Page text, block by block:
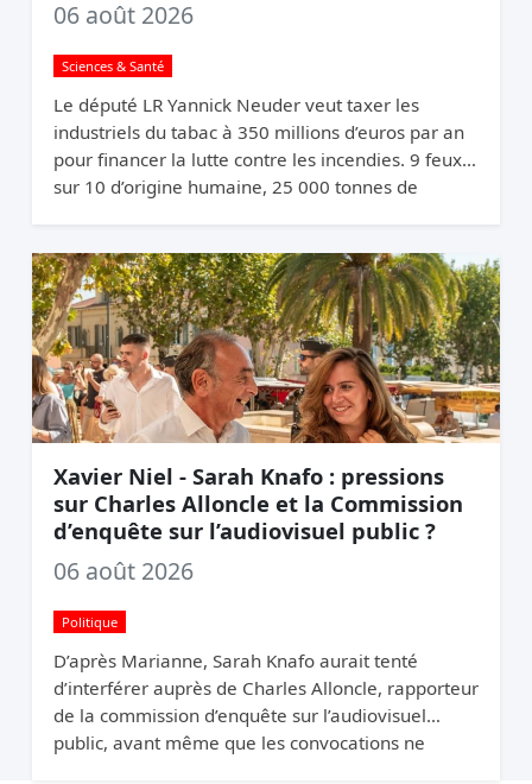
06 août 2026
Sciences & Santé
Le député LR Yannick Neuder veut taxer les
industriels du tabac à 350 millions d’euros par an
pour financer la lutte contre les incendies. 9 feux
sur 10 d’origine humaine, 25 000 tonnes de
Xavier Niel - Sarah Knafo : pressions
sur Charles Alloncle et la Commission
d’enquête sur l’audiovisuel public ?
06 août 2026
Politique
D’après Marianne, Sarah Knafo aurait tenté
d’interférer auprès de Charles Alloncle, rapporteur
de la commission d’enquête sur l’audiovisuel
public, avant même que les convocations ne